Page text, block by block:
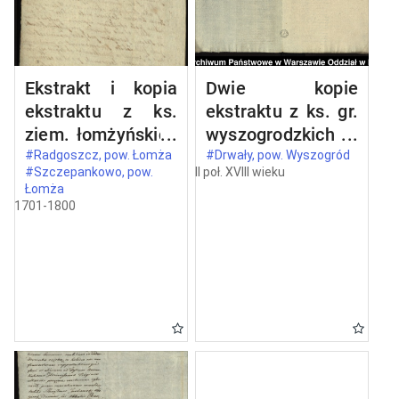
Ekstrakt i kopia
ekstraktu z ks.
ziem. łomżyńskich
wizji granic z 1524
roku między
dobrami opata
szlacheckimi
Radgoszcz
#Radgoszcz, pow. Łomża
#Szczepankowo, pow.
Łomża
1701-1800
Dwie kopie
ekstraktu z ks. gr.
wyszogrodzkich
oblaty z 1731 roku
dokumentu, w
przywilej
#Drwały, pow. Wyszogród
II poł. XVIII wieku